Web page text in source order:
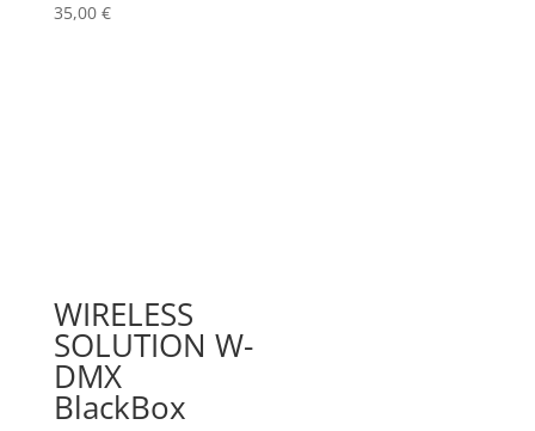
35,00 €
WIRELESS
SOLUTION W-
DMX
BlackBox